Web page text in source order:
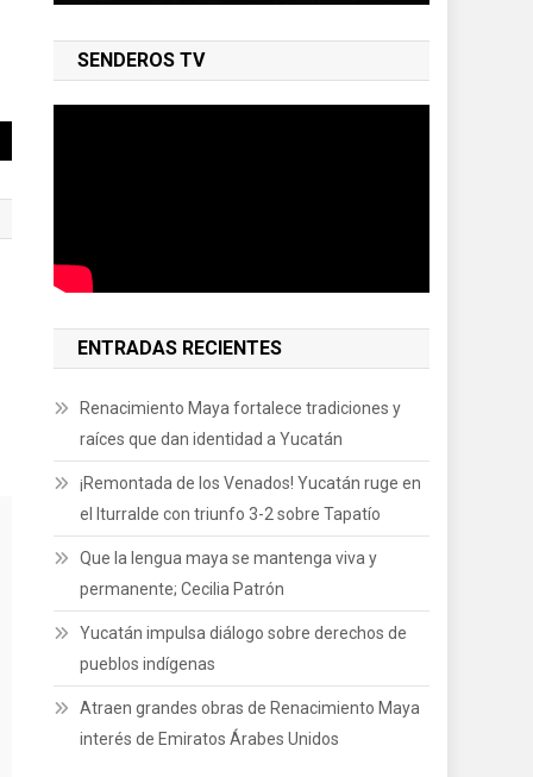
SENDEROS TV
ENTRADAS RECIENTES
Renacimiento Maya fortalece tradiciones y
raíces que dan identidad a Yucatán
¡Remontada de los Venados! Yucatán ruge en
el Iturralde con triunfo 3-2 sobre Tapatío
Que la lengua maya se mantenga viva y
permanente; Cecilia Patrón
Yucatán impulsa diálogo sobre derechos de
pueblos indígenas
Atraen grandes obras de Renacimiento Maya
interés de Emiratos Árabes Unidos